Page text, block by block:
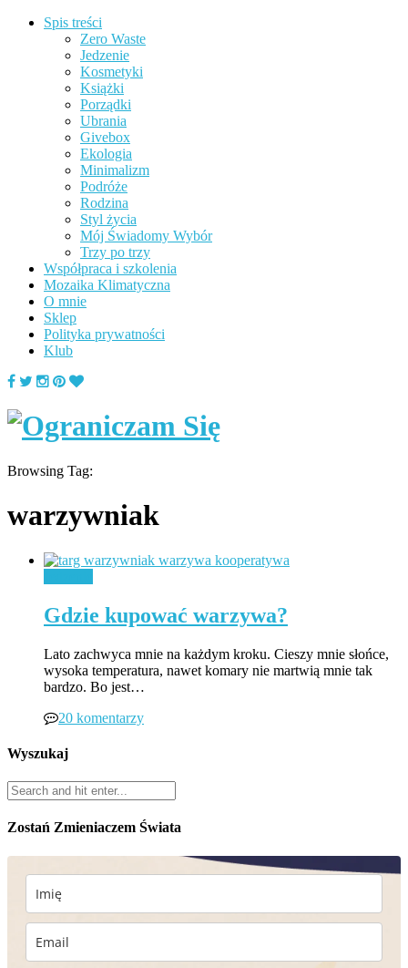
Spis treści
Zero Waste
Jedzenie
Kosmetyki
Książki
Porządki
Ubrania
Givebox
Ekologia
Minimalizm
Podróże
Rodzina
Styl życia
Mój Świadomy Wybór
Trzy po trzy
Współpraca i szkolenia
Mozaika Klimatyczna
O mnie
Sklep
Polityka prywatności
Klub
Browsing Tag:
warzywniak
Gdzie kupować warzywa?
Lato zachwyca mnie na każdym kroku. Cieszy mnie słońce,
wysoka temperatura, nawet komary nie martwią mnie tak
bardzo. Bo jest…
20 komentarzy
Wyszukaj
Zostań Zmieniaczem Świata